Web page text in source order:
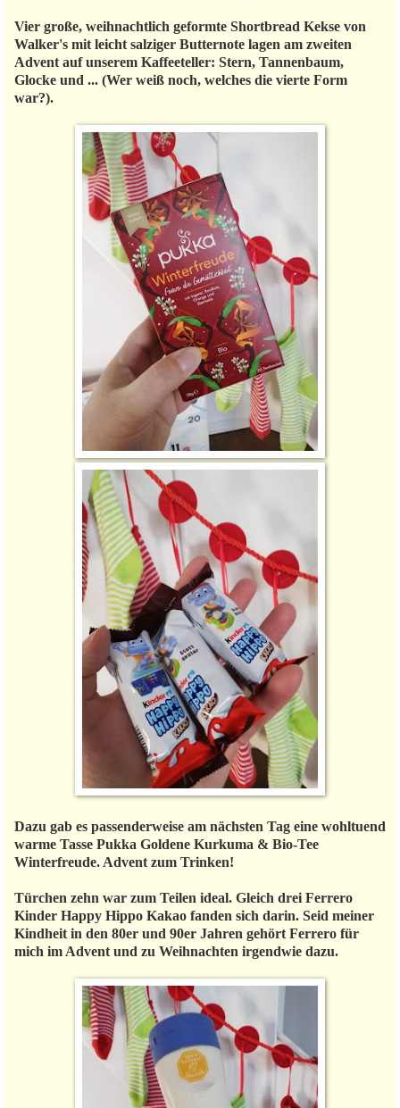
Vier große, weihnachtlich geformte Shortbread Kekse von
Walker's mit leicht salziger Butternote lagen am zweiten
Advent auf unserem Kaffeeteller: Stern, Tannenbaum,
Glocke und ... (Wer weiß noch, welches die vierte Form
war?).
Dazu gab es passenderweise am nächsten Tag eine wohltuend
warme Tasse Pukka Goldene Kurkuma & Bio-Tee
Winterfreude. Advent zum Trinken!
Türchen zehn war zum Teilen ideal. Gleich drei Ferrero
Kinder Happy Hippo Kakao fanden sich darin. Seid meiner
Kindheit in den 80er und 90er Jahren gehört Ferrero für
mich im Advent und zu Weihnachten irgendwie dazu.